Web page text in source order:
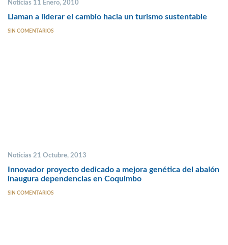
Noticias 11 Enero, 2010
Llaman a liderar el cambio hacia un turismo sustentable
SIN COMENTARIOS
Noticias 21 Octubre, 2013
Innovador proyecto dedicado a mejora genética del abalón
inaugura dependencias en Coquimbo
SIN COMENTARIOS